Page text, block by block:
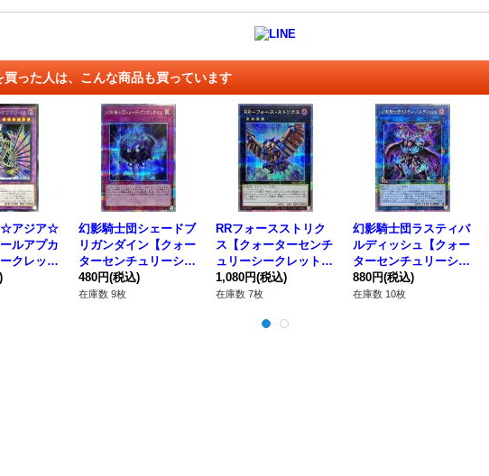
買った人は、こんな商品も買っています
☆アジア☆
ルアプカ
クレッ
JPP
幻影騎士団シェードブ
リガンダイン【クォー
ターセンチュリーシー
クレット】{QCCU-JP
149}《罠》
480円(税込)
在庫数 9枚
RRフォースストリク
ス【クォーターセンチ
ュリーシークレット】
{QCCU-JP157}《エク
シーズ》
1,080円(税込)
在庫数 7枚
幻影騎士団ラスティバ
ルディッシュ【クォー
ターセンチュリーシー
クレット】{QCCU-JP
151}《リンク》
880円(税込)
在庫数 10枚